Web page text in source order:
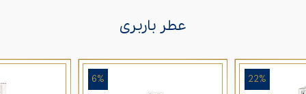
عطر باربری
22%
6%